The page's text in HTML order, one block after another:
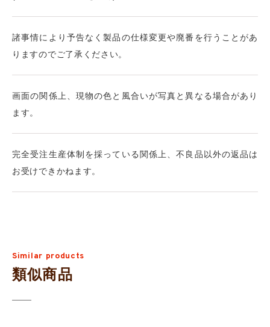
諸事情により予告なく製品の仕様変更や廃番を行うことがあ
りますのでご了承ください。
画面の関係上、現物の色と風合いが写真と異なる場合があり
ます。
完全受注生産体制を採っている関係上、不良品以外の返品は
お受けできかねます。
Similar products
類似商品